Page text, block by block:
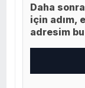
Daha
için adım,
adresim